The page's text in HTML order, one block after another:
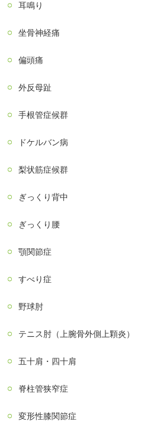
耳鳴り
坐骨神経痛
偏頭痛
外反母趾
手根管症候群
ドケルバン病
梨状筋症候群
ぎっくり背中
ぎっくり腰
顎関節症
すべり症
野球肘
テニス肘（上腕骨外側上顆炎）
五十肩・四十肩
脊柱管狭窄症
変形性膝関節症